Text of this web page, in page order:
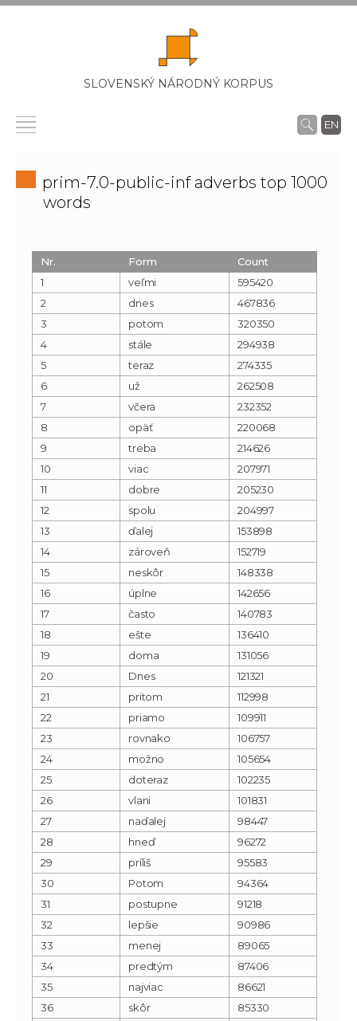
SLOVENSKÝ NÁRODNÝ KORPUS
EN
prim-7.0-public-inf adverbs top 1000
words
Nr. Form
Count
1
veľmi
595420
2
dnes
467836
3
potom
320350
4
stále
294938
5
teraz
274335
6
už
262508
7
včera
232352
8
opäť
220068
9
treba
214626
10
viac
207971
11
dobre
205230
12
spolu
204997
13
ďalej
153898
14
zároveň
152719
15
neskôr
148338
16
úplne
142656
17
často
140783
18
ešte
136410
19
doma
131056
20
Dnes
121321
21
pritom
112998
22
priamo
109911
23
rovnako
106757
24
možno
105654
25
doteraz
102235
26
vlani
101831
27
naďalej
98447
28
hneď
96272
29
príliš
95583
30
Potom
94364
31
postupne
91218
32
lepšie
90986
33
menej
89065
34
predtým
87406
35
najviac
86621
36
skôr
85330